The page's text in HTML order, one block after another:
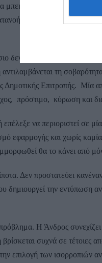
μπει μία τάξη.
Ζητήσαμε
ότι τουρισμός και
δεν υπήρχε. Ακούσαμε
τη
Επιτροπής. Μία
πρόστιμο, κύρωση και
να περιοριστεί σε μία
εφαρμογής και χωρίς
θα το κάνει από
Δεν προστατεύει
δημιουργεί την εντύπωση
Η Άνδρος
συχνά σε τέτοιες
επιλογή των ισορροπιών